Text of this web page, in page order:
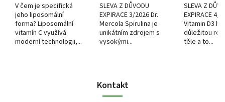
V čem je specifická
jeho liposomální
forma? Liposomální
vitamín C využívá
moderní technologii,...
SLEVA Z DŮVODU
EXPIRACE 3/2026 Dr.
Mercola Spirulina je
unikátním zdrojem s
vysokými...
SLEVA Z
EXPIRACE 4/
Vitamin D3
důležitou roli
těle a to...
Kontakt